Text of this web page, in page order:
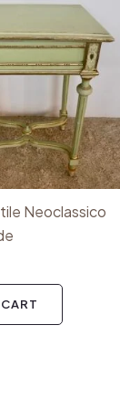
Neoclassico